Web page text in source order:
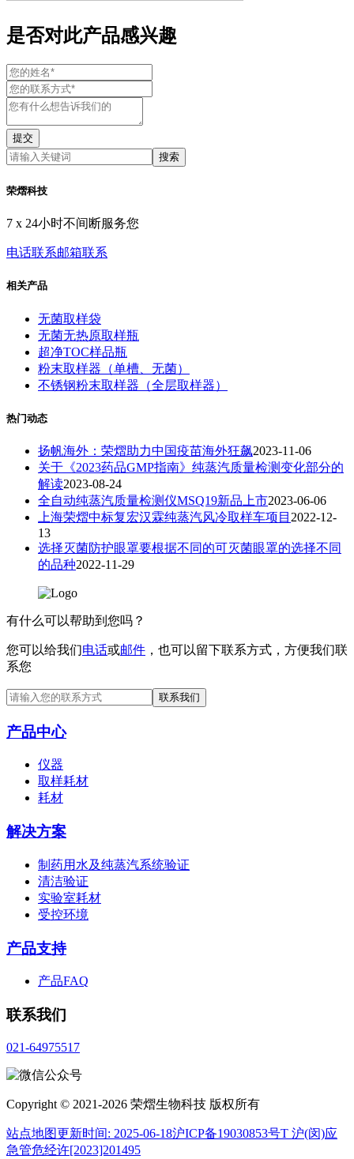
是否对此产品感兴趣
提交
搜索
荣熠科技
7 x 24小时不间断服务您
电话联系邮箱联系
相关产品
无菌取样袋
无菌无热原取样瓶
超净TOC样品瓶
粉末取样器（单槽、无菌）
不锈钢粉末取样器（全层取样器）
热门动态
扬帆海外：荣熠助力中国疫苗海外狂飙2023-11-06
关于《2023药品GMP指南》纯蒸汽质量检测变化部分的
解读2023-08-24
全自动纯蒸汽质量检测仪MSQ19新品上市2023-06-06
上海荣熠中标复宏汉霖纯蒸汽风冷取样车项目 2022-12-
13
选择灭菌防护眼罩要根据不同的可灭菌眼罩的选择不同
的品种2022-11-29
有什么可以帮助到您吗？
您可以给我们电话或邮件 ，也可以留下联系方式，方便我们联
系您
联系我们
产品中心
仪器
取样耗材
耗材
解决方案
制药用水及纯蒸汽系统验证
清洁验证
实验室耗材
受控环境
产品支持
产品FAQ
联系我们
021-64975517
Copyright © 2021-2026 荣熠生物科技 版权所有
站点地图更新时间: 2025-06-18沪ICP备19030853号T 沪(闵)应
急管危经许[2023]201495